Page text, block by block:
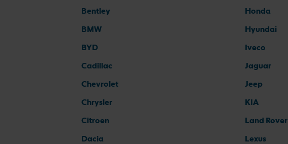
Bentley
BMW
BYD
Cadillac
Chevrolet
Chrysler
Citroen
Dacia
Honda
Hyundai
Iveco
Jaguar
Jeep
KIA
Land Rover
Lexus